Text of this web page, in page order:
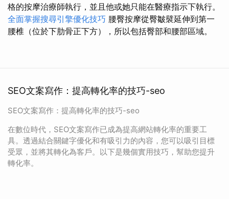
格的按摩治療師執行，並且他或她只能在醫療指示下執行。
全面掌握搜尋引擎優化技巧 腰臀按摩從臀皺襞延伸到第一
腰椎（位於下肋骨正下方），所以包括臀部和腰部區域。
SEO文案寫作：提高轉化率的技巧-seo
SEO文案寫作：提高轉化率的技巧-seo
在數位時代，SEO文案寫作已成為提高網站轉化率的重要工
具。透過結合關鍵字優化和有吸引力的內容，您可以吸引目標
受眾，並將其轉化為客戶。以下是幾個實用技巧，幫助您提升
轉化率。